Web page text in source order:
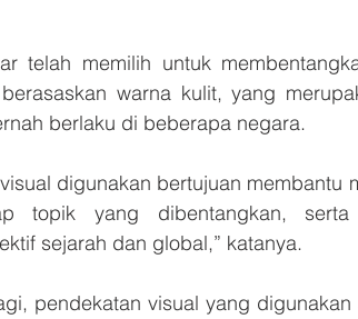
telah memilih untuk
warna kulit, yang
berlaku di beberapa negara.
digunakan bertujuan membantu
topik yang dibentangkan,
sejarah dan global,” katanya.
pendekatan visual yang